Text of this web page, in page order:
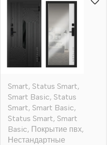
Smart, Status Smart,
Smart Basic, Status
Smart, Smart Basic,
Status Smart, Smart
Basic, Покрытие пвх,
Нестандартные